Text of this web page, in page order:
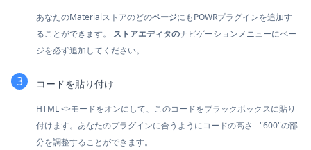
あなたのMaterialストアのどのページにもPOWRプラグインを追加す
ることができます。 ストアエディタのナビゲーションメニューにペー
ジを必ず追加してください。
コードを貼り付け
HTML <>モードをオンにして、このコードをブラックボックスに貼り
付けます。あなたのプラグインに合うようにコードの高さ= "600"の部
分を調整することができます。